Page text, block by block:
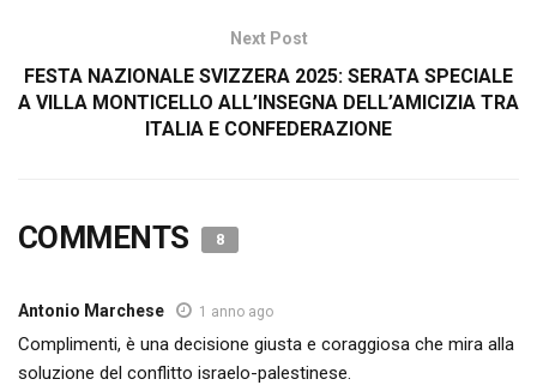
Next Post
FESTA NAZIONALE SVIZZERA 2025: SERATA SPECIALE
A VILLA MONTICELLO ALL’INSEGNA DELL’AMICIZIA TRA
ITALIA E CONFEDERAZIONE
COMMENTS 8
Antonio Marchese 1 anno ago
Complimenti, è una decisione giusta e coraggiosa che mira alla
soluzione del conflitto israelo-palestinese.